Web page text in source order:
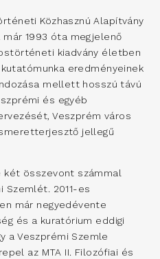
Közhasznú Alapítvány
1993 óta megjelenő
kiadvány életben
eredményeinek
mellett hosszú távú
és egyéb
Veszprém város
jellegű
összevont számmal
Szemlét. 2011-es
már negyedévente
és a kuratórium eddigi
a Veszprémi Szemle
az MTA II. Filozófiai és